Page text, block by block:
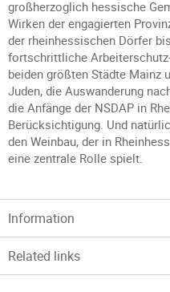
großherzoglich hessische
Wirken der engagierten
der rheinhessischen Dörfer
fortschrittliche
beiden größten Städte Mainz
Juden, die Auswanderung
die Anfänge der NSDAP in
Berücksichtigung. Und
den Weinbau, der in
eine zentrale Rolle spielt.
Information
Related links